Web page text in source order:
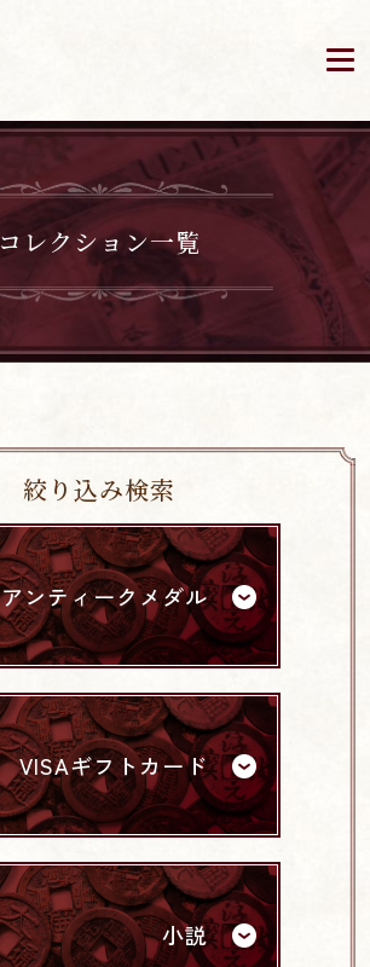
コレクション一覧
絞り込み検索
アンティークメダル
VISAギフトカード
小説